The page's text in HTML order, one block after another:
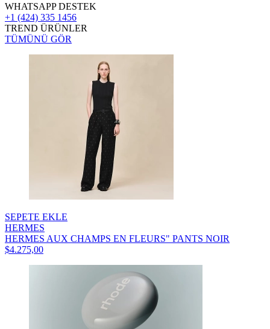
WHATSAPP DESTEK
+1 (424) 335 1456
TREND ÜRÜNLER
TÜMÜNÜ GÖR
SEPETE EKLE
HERMES
HERMES AUX CHAMPS EN FLEURS" PANTS NOIR
$4.275,00